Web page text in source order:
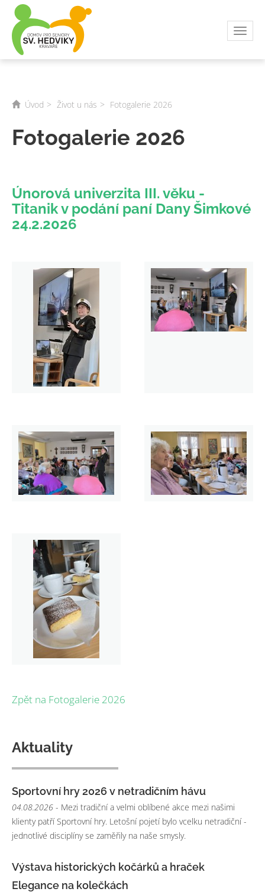
Úvod Život u nás Fotogalerie 2026
Fotogalerie 2026
Únorová univerzita III. věku -
Titanik v podání paní Dany Šimkové
24.2.2026
Zpět na Fotogalerie 2026
Aktuality
Sportovní hry 2026 v netradičním hávu
04.08.2026 - Mezi tradiční a velmi oblíbené akce mezi našimi
klienty patří Sportovní hry. Letošní pojetí bylo vcelku netradiční -
jednotlivé disciplíny se zaměřily na naše smysly.
Výstava historických kočárků a hraček
Elegance na kolečkách